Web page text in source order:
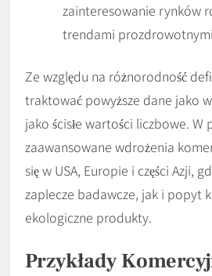
zainteresowanie rynków
trendami
Ze względu na różnorodność
traktować powyższe dane jako
jako ścisłe wartości liczbowe.
zaawansowane wdrożenia
się w USA, Europie i części Azji,
zaplecze badawcze, jak i popyt
ekologiczne produkty.
Przykłady